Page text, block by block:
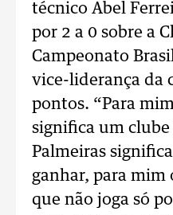
técnico Abel
por 2 a 0 sobre a
Campeonato
vice-liderança da
pontos. “Para
significa um
Palmeiras
ganhar, para mim
que não joga só